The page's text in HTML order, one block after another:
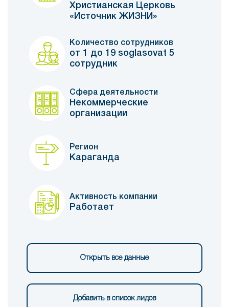
Христианская Церковь
«Источник ЖИЗНИ»
Количество сотрудников
от 1 до 19 soglasovat 5
сотрудник
Сфера деятельности
Некоммерческие
организации
Регион
Караганда
Активность компании
Работает
Открыть все данные
Добавить в список лидов